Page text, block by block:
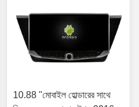
10.88 "মোবাইল হোল্ডারের সাথে